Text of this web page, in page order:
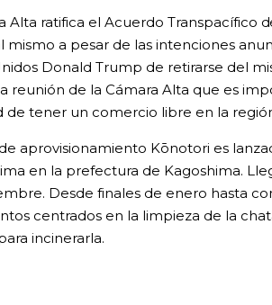
Alta ratifica el Acuerdo Transpacífico
mismo a pesar de las intenciones
Donald Trump de retirarse del
reunión de la Cámara Alta que es
de tener un comercio libre en la
aprovisionamiento Kōnotori es
en la prefectura de Kagoshima.
Desde finales de enero hasta
centrados en la limpieza de la
incinerarla.